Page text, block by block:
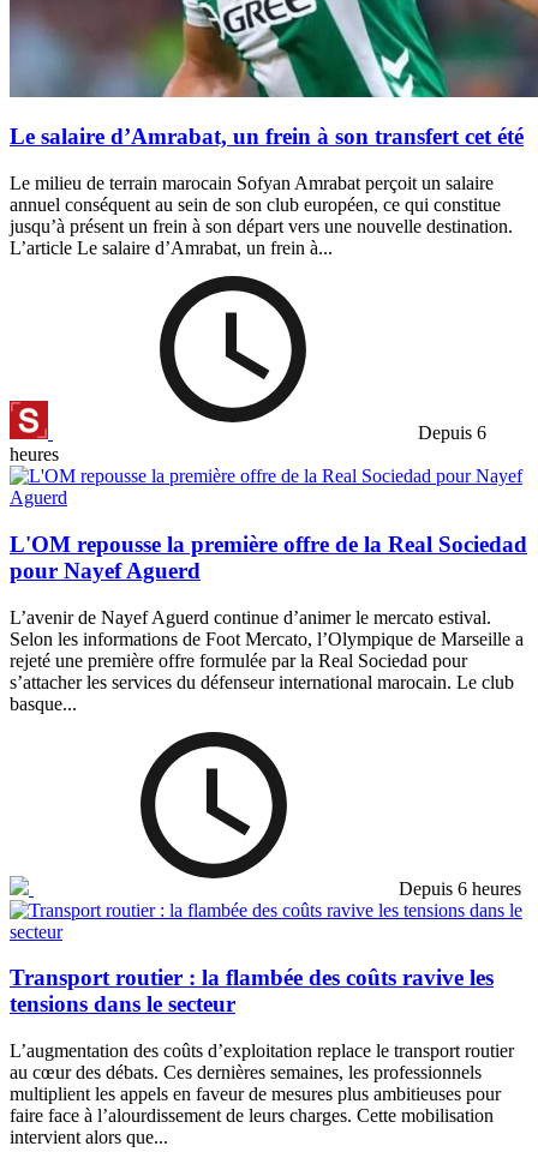
Le salaire d’Amrabat, un frein à son transfert cet été
Le milieu de terrain marocain Sofyan Amrabat perçoit un salaire
annuel conséquent au sein de son club européen, ce qui constitue
jusqu’à présent un frein à son départ vers une nouvelle destination.
L’article Le salaire d’Amrabat, un frein à...
Depuis 6
heures
L'OM repousse la première offre de la Real Sociedad
pour Nayef Aguerd
L’avenir de Nayef Aguerd continue d’animer le mercato estival.
Selon les informations de Foot Mercato, l’Olympique de Marseille a
rejeté une première offre formulée par la Real Sociedad pour
s’attacher les services du défenseur international marocain. Le club
basque...
Depuis 6 heures
Transport routier : la flambée des coûts ravive les
tensions dans le secteur
L’augmentation des coûts d’exploitation replace le transport routier
au cœur des débats. Ces dernières semaines, les professionnels
multiplient les appels en faveur de mesures plus ambitieuses pour
faire face à l’alourdissement de leurs charges. Cette mobilisation
intervient alors que...